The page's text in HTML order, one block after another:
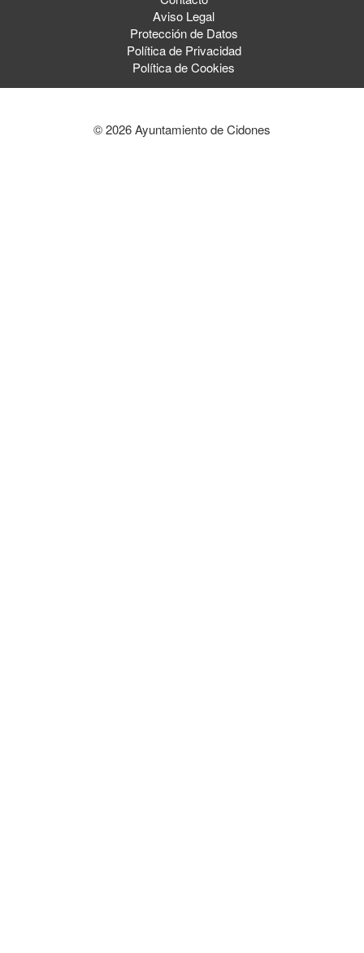
Aviso Legal
Protección de Datos
Política de Privacidad
Política de Cookies
© 2026 Ayuntamiento de Cidones